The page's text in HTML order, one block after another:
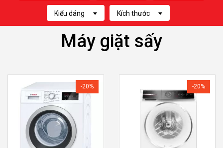
Kiểu dáng Kích thước
Máy giặt sấy
-20% -20%